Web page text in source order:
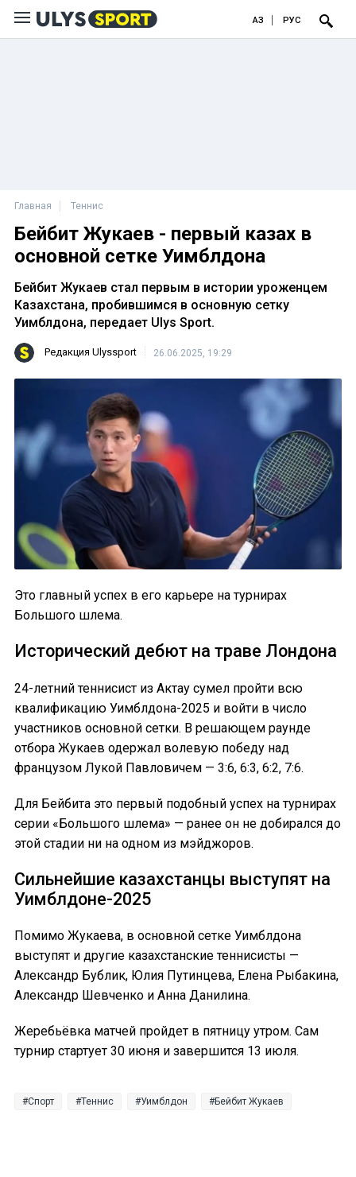
ҚАЗ РУС
Главная Теннис
Бейбит Жукаев - первый казах в
основной сетке Уимблдона
Бейбит Жукаев стал первым в истории уроженцем
Казахстана, пробившимся в основную сетку
Уимблдона, передает Ulys Sport.
Редакция Ulyssport 26.06.2025, 19:29
Это главный успех в его карьере на турнирах
Большого шлема.
Исторический дебют на траве Лондона
24-летний теннисист из Актау сумел пройти всю
квалификацию Уимблдона-2025 и войти в число
участников основной сетки. В решающем раунде
отбора Жукаев одержал волевую победу над
французом Лукой Павловичем — 3:6, 6:3, 6:2, 7:6.
Для Бейбита это первый подобный успех на турнирах
серии «Большого шлема» — ранее он не добирался до
этой стадии ни на одном из мэйджоров.
Сильнейшие казахстанцы выступят на
Уимблдоне-2025
Помимо Жукаева, в основной сетке Уимблдона
выступят и другие казахстанские теннисисты —
Александр Бублик, Юлия Путинцева, Елена Рыбакина,
Александр Шевченко и Анна Данилина.
Жеребьёвка матчей пройдет в пятницу утром. Сам
турнир стартует 30 июня и завершится 13 июля.
Спорт Теннис Уимблдон Бейбит Жукаев